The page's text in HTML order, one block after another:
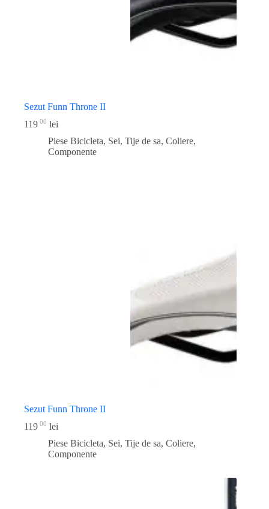
Sezut Funn Throne II
119 00 lei
Piese Bicicleta, Sei, Tije de sa, Coliere,
Componente
Sezut Funn Throne II
119 00 lei
Piese Bicicleta, Sei, Tije de sa, Coliere,
Componente